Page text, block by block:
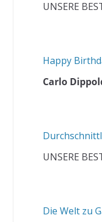
UNSERE
Happy
Carlo
UNSERE
Die Welt zu